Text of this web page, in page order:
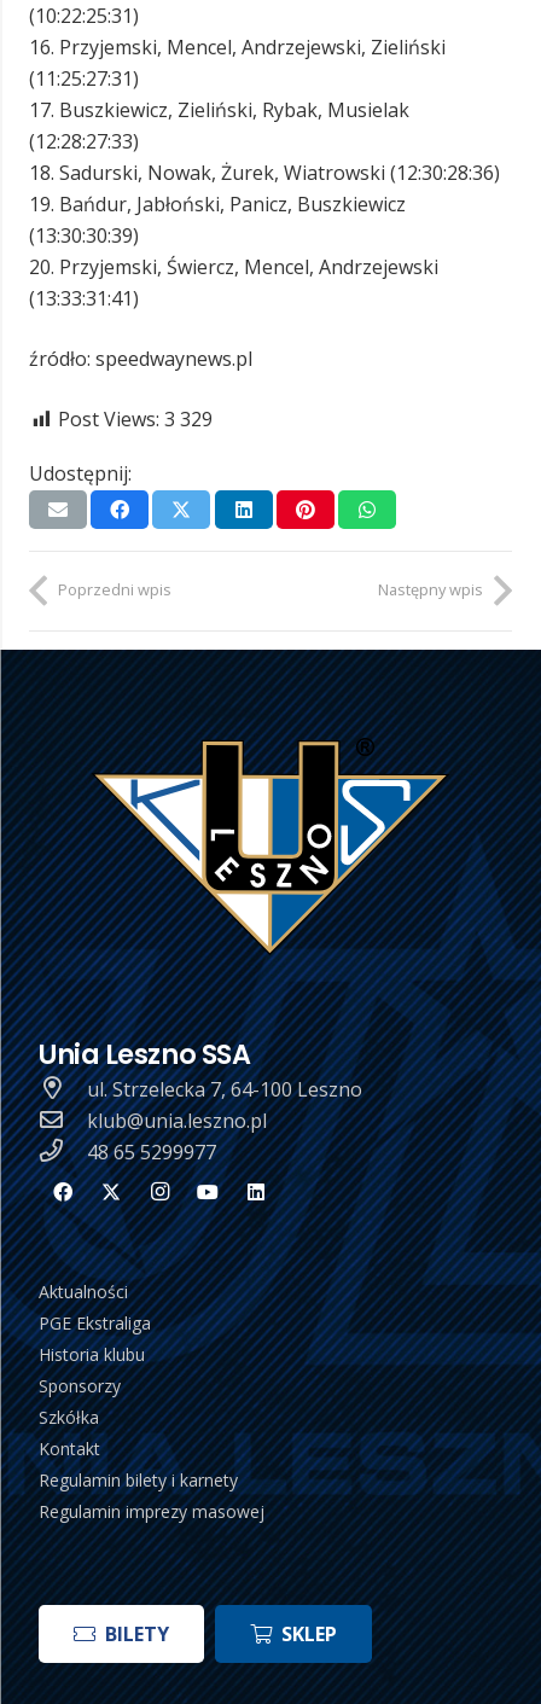
(10:22:25:31)
16. Przyjemski, Mencel, Andrzejewski, Zieliński
(11:25:27:31)
17. Buszkiewicz, Zieliński, Rybak, Musielak
(12:28:27:33)
18. Sadurski, Nowak, Żurek, Wiatrowski (12:30:28:36)
19. Bańdur, Jabłoński, Panicz, Buszkiewicz
(13:30:30:39)
20. Przyjemski, Świercz, Mencel, Andrzejewski
(13:33:31:41)
źródło: speedwaynews.pl
Post Views: 3 329
Udostępnij:
Poprzedni wpis Następny wpis
Unia Leszno SSA
ul. Strzelecka 7, 64-100 Leszno
klub@unia.leszno.pl
48 65 5299977
Aktualności
PGE Ekstraliga
Historia klubu
Sponsorzy
Szkółka
Kontakt
Regulamin bilety i karnety
Regulamin imprezy masowej
BILETY SKLEP